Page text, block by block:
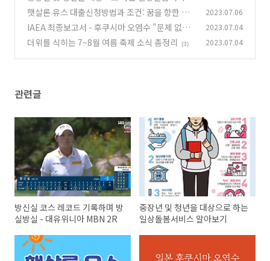
알아보기 (1)
햇살론 유스 대출신청방법과 조건: 꿈을 향한 첫
걸음 내딛기 (0)
2023.07.06
IAEA 최종보고서 - 후쿠시마 오염수 "문제 없다"
(0)
2023.07.04
더위를 식히는 7~8월 여름 축제 소식 총정리 (3) 2023.07.04
관련글
방신실 코스 레코드 기록하며 방
실방실 - 대유위니아 MBN 2R
중장년 및 청년을 대상으로 하는
일상돌봄서비스 알아보기